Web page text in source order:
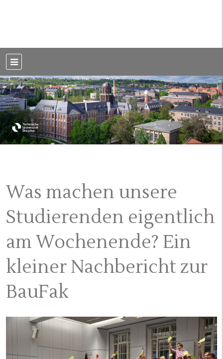
Dresden
Was machen unsere
Studierenden eigentlich
am Wochenende? Ein
kleiner Nachbericht zur
BauFak